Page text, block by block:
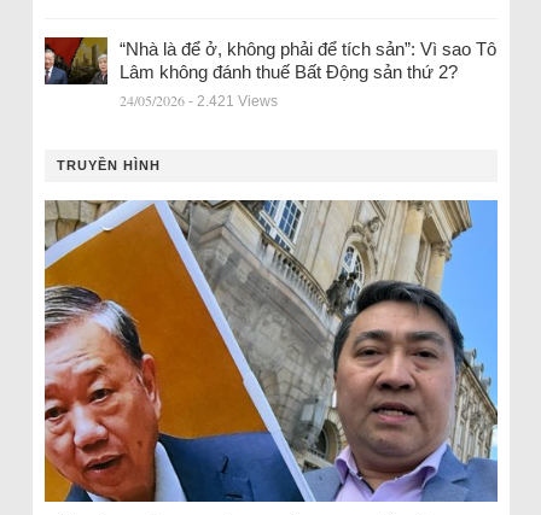
“Nhà là để ở, không phải để tích sản”: Vì sao Tô
Lâm không đánh thuế Bất Động sản thứ 2?
24/05/2026 - 2.421 Views
TRUYỀN HÌNH